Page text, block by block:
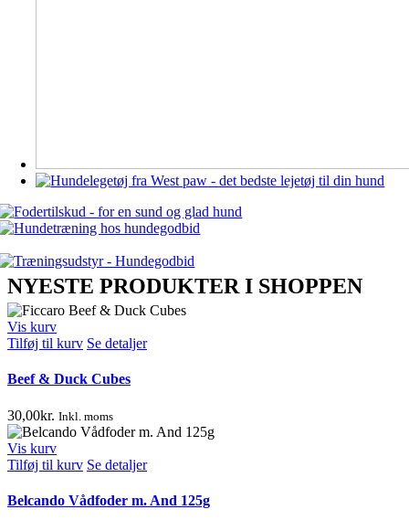
NYESTE PRODUKTER I SHOPPEN
Vis kurv
Tilføj til kurv Se detaljer
Beef & Duck Cubes
30,00kr. Inkl. moms
Vis kurv
Tilføj til kurv Se detaljer
Belcando Vådfoder m. And 125g